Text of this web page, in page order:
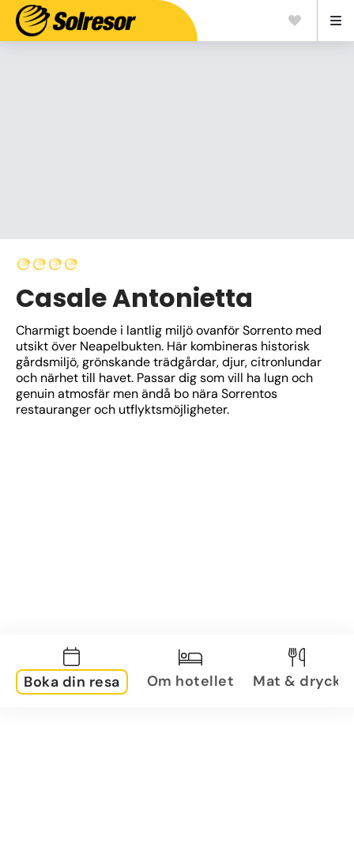
Casale Antonietta
Charmigt boende i lantlig miljö ovanför Sorrento med
utsikt över Neapelbukten. Här kombineras historisk
gårdsmiljö, grönskande trädgårdar, djur, citronlundar
och närhet till havet. Passar dig som vill ha lugn och
genuin atmosfär men ändå bo nära Sorrentos
restauranger och utflyktsmöjligheter.
Boka din resa Om hotellet Mat & dryck